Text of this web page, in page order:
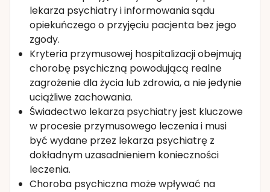
lekarza psychiatry i informowania sądu
opiekuńczego o przyjęciu pacjenta bez jego
zgody.
Kryteria przymusowej hospitalizacji obejmują
chorobę psychiczną powodującą realne
zagrożenie dla życia lub zdrowia, a nie jedynie
uciążliwe zachowania.
Świadectwo lekarza psychiatry jest kluczowe
w procesie przymusowego leczenia i musi
być wydane przez lekarza psychiatrę z
dokładnym uzasadnieniem konieczności
leczenia.
Choroba psychiczna może wpływać na